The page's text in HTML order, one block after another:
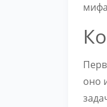
оно